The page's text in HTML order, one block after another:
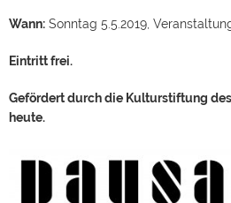
Wann: Sonntag 5.5.2019,
Eintritt frei.
Gefördert durch die Kulturstiftung
heute.